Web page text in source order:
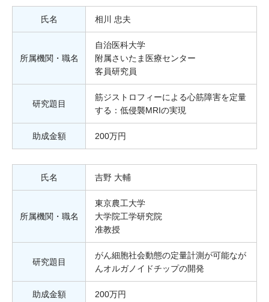
氏名 相川 忠夫
所属機関・職名
自治医科大学
附属さいたま医療センター
客員研究員
研究題目
筋ジストロフィーによる心筋障害を定量
する：低侵襲MRIの実現
助成金額 200万円
氏名 吉野 大輔
所属機関・職名
東京農工大学
大学院工学研究院
准教授
研究題目
がん細胞社会動態の定量計測が可能なが
んオルガノイドチップの開発
助成金額 200万円